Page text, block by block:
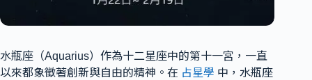
水瓶座（Aquarius）作為十二星座中的第十一宮，一直
以來都象徵著創新與自由的精神。在 占星學 中，水瓶座